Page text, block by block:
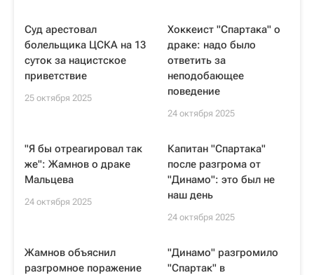
Суд арестовал
болельщика ЦСКА на 13
суток за нацистское
приветствие
25 октября 2025
Хоккеист "Спартака" о
драке: надо было
ответить за
неподобающее
поведение
24 октября 2025
"Я бы отреагировал так
же": Жамнов о драке
Мальцева
24 октября 2025
Капитан "Спартака"
после разгрома от
"Динамо": это был не
наш день
24 октября 2025
Жамнов объяснил
разгромное поражение
"Динамо" разгромило
"Спартак" в